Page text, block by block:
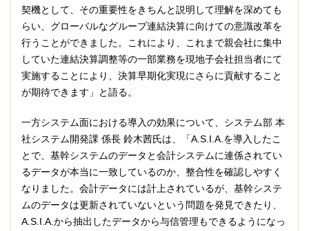
契機として、その重要性をきちんと説明して理解を深めても
らい、グローバルなグループ連結決算に向けての意識改革を
行うことができました。これにより、これまで親会社に集中
していた連結決算調整等の一部業務を現地子会社担当者にて
実施することにより、決算早期化実現にさらに貢献すること
が期待できます」と語る。
一方システム面における導入の効果について、システム部 本
社システム開発課 係長 鈴木茜氏は、「A.S.I.A.を導入したこ
とで、基幹システムのデータと会計システムに連係されてい
るデータが本当に一致しているのか、整合性を確認しやすく
なりました。会計データには計上されているが、基幹システ
ムのデータは更新されていないという問題を発見できたり、
A.S.I.A.から抽出したデータから与信管理もできるようになっ